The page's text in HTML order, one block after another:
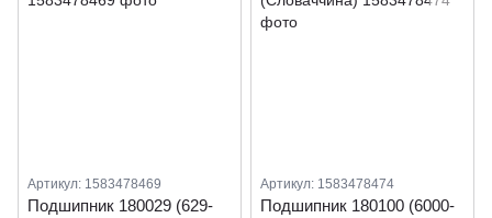
Артикул: 1583478469
Подшипник 180029 (629-
Артикул: 1583478474
Подшипник 180100 (6000-